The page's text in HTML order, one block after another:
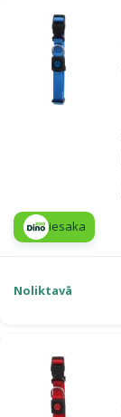
iesaka
Noliktavā